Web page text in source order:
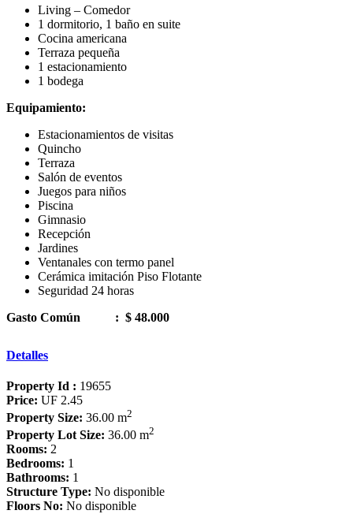
Living – Comedor
1 dormitorio, 1 baño en suite
Cocina americana
Terraza pequeña
1 estacionamiento
1 bodega
Equipamiento:
Estacionamientos de visitas
Quincho
Terraza
Salón de eventos
Juegos para niños
Piscina
Gimnasio
Recepción
Jardines
Ventanales con termo panel
Cerámica imitación Piso Flotante
Seguridad 24 horas
Gasto Común
: $ 48.000
Detalles
Property Id : 19655
Price: UF 2.45
Property Size: 36.00 m2
Property Lot Size: 36.00 m2
Rooms: 2
Bedrooms: 1
Bathrooms: 1
Structure Type: No disponible
Floors No: No disponible